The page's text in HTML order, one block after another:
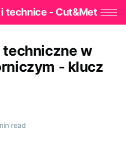
technice - Cut&Met
w
- klucz
read